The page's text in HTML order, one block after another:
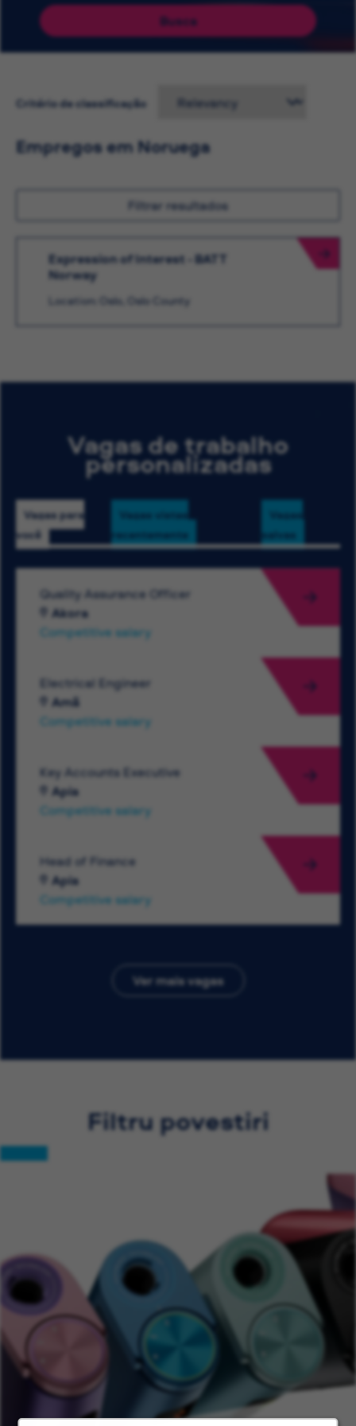
Busca
Critério de classificação
Empregos em Noruega
Filtrar resultados
Expression of Interest - BATT
Norway
Location: Oslo, Oslo County
Vagas de trabalho
personalizadas
Vagas para
você
Vagas vistas
recentemente
Vagas
salvas
Quality Assurance Officer
Akora
Competitive salary
Electrical Engineer
Amã
Competitive salary
Key Accounts Executive
Apia
Competitive salary
Head of Finance
Apia
Competitive salary
Ver mais vagas
Filtru povestiri